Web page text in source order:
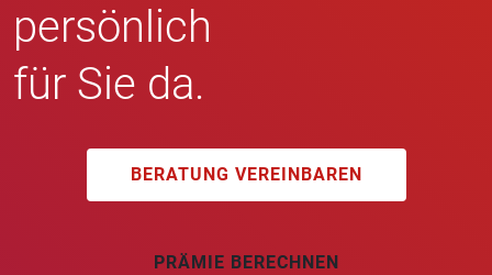
persönlich
für Sie da.
BERATUNG VEREINBAREN
PRÄMIE BERECHNEN